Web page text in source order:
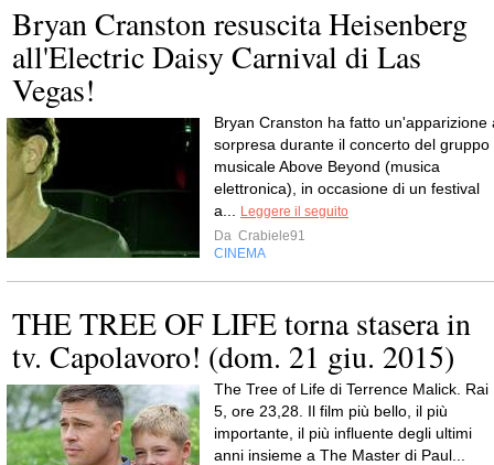
Bryan Cranston resuscita Heisenberg
all'Electric Daisy Carnival di Las
Vegas!
Bryan Cranston ha fatto un'apparizione
sorpresa durante il concerto del gruppo
musicale Above Beyond (musica
elettronica), in occasione di un festival
a...
Leggere il seguito
Da Crabiele91
CINEMA
THE TREE OF LIFE torna stasera in
tv. Capolavoro! (dom. 21 giu. 2015)
The Tree of Life di Terrence Malick. Rai
5, ore 23,28. Il film più bello, il più
importante, il più influente degli ultimi
anni insieme a The Master di Paul...